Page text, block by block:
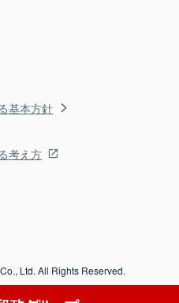
基本方針
考え方
Ltd. All Rights Reserved.